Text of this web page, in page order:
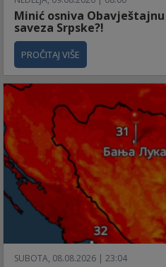
Minić osniva
saveza Srpske?!
PROČITAJ VIŠE
SUBOTA, 08.08.2026 | 23:04